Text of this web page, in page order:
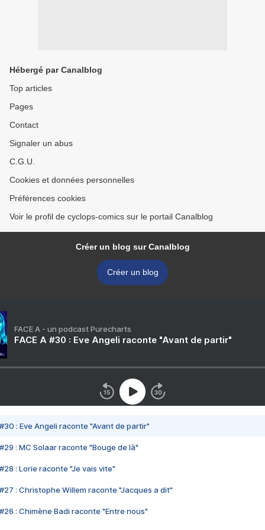
Hébergé par Canalblog
Top articles
Pages
Contact
Signaler un abus
C.G.U.
Cookies et données personnelles
Préférences cookies
Voir le profil de cyclops-comics sur le portail Canalblog
Créer un blog sur Canalblog
Créer un blog
FACE A - un podcast Purecharts
FACE A #30 : Eve Angeli raconte "Avant de partir"
#30 : Eve Angeli raconte "Avant de partir"
#29 : MC Solaar raconte "Bouge de là"
#28 : Lorie raconte "Je vais vite"
#27 : Christophe Willem raconte "Jacques a dit"
#26 : Chimène Badi raconte "Entre nous"